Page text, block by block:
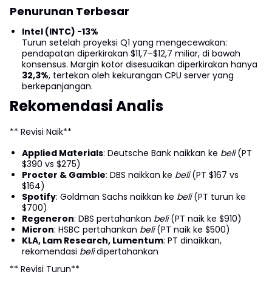
Penurunan Terbesar
Intel (INTC) -13%
Turun setelah proyeksi Q1 yang mengecewakan:
pendapatan diperkirakan $11,7–$12,7 miliar, di bawah
konsensus. Margin kotor disesuaikan diperkirakan hanya
32,3%, tertekan oleh kekurangan CPU server yang
berkepanjangan.
Rekomendasi Analis
** Revisi Naik**
Applied Materials: Deutsche Bank naikkan ke beli(PT
$390 vs $275)
Procter & Gamble: DBS naikkan ke beli(PT $167 vs
$164)
Spotify: Goldman Sachs naikkan ke beli(PT turun ke
$700)
Regeneron: DBS pertahankan beli(PT naik ke $910)
Micron: HSBC pertahankan beli(PT naik ke $500)
KLA, Lam Research, Lumentum: PT dinaikkan,
rekomendasi belidipertahankan
** Revisi Turun**